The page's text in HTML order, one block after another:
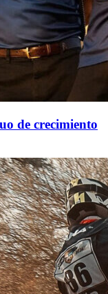
de crecimiento